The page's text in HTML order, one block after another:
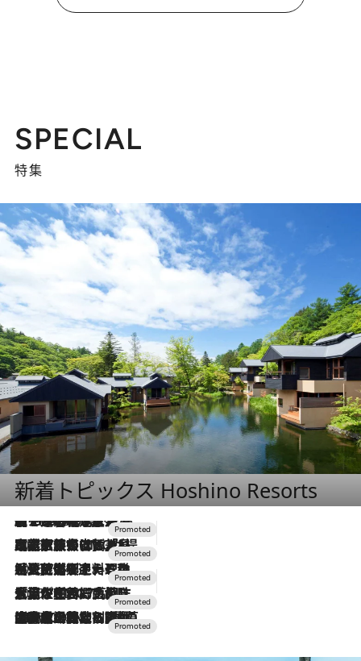
SPECIAL
特集
新着トピックス Hoshino Resorts
2026.8.7
【トンボの足水浴】ヒノキの香りに包まれて涼感マックス！約13℃の湧水かけ流しを避暑地「星野温泉 トンボの湯」で体験
2026.7.31
【ホテル帰省】という選択肢をOMOが提案。家族とほどよい距離を保つには「昼は実家、夜は気兼ねなくホテルで！」
2026.7.24
【夏限定ディナーコース】旬を迎える稚鮎や花ズッキーニなどをイタリア・トスカーナの郷土料理の手法で満喫！
2026.7.17
「土佐和ハーブかき氷」がOMO7高知に登場！生姜、山椒、大葉など目にも舌にも涼を呼ぶ郷土の味
2026.7.10
NEW OPEN！【界 草津】名湯の地に誕生。趣の異なる2種の温泉と上州ならではの会席・蕎麦割烹など美食を味わう究極の癒やし旅